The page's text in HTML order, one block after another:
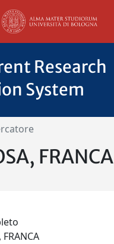
Research
System
FRANCA
FRANCA